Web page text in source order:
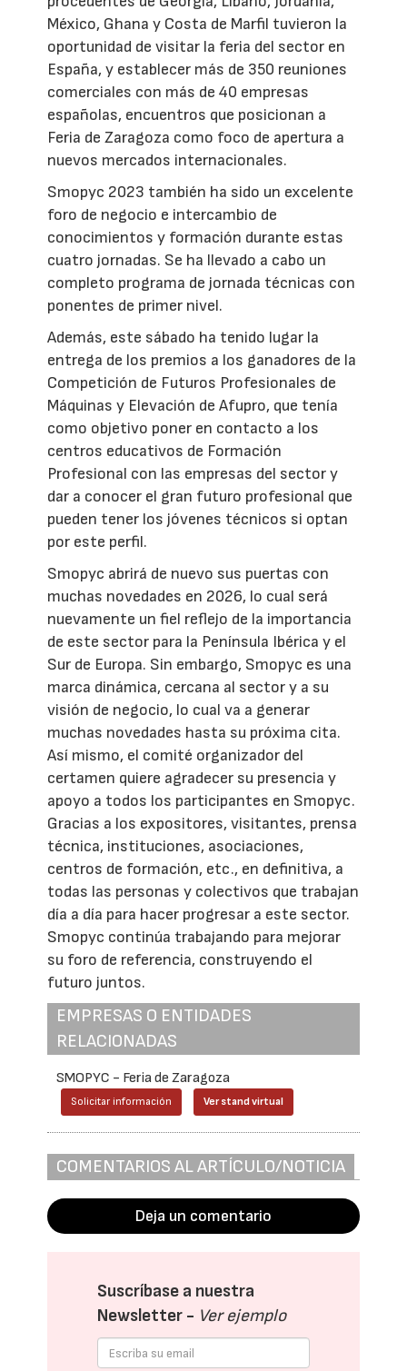
México, Ghana y Costa de Marfil tuvieron la
oportunidad de visitar la feria del sector en
España, y establecer más de 350 reuniones
comerciales con más de 40 empresas
españolas, encuentros que posicionan a
Feria de Zaragoza como foco de apertura a
nuevos mercados internacionales.
Smopyc 2023 también ha sido un excelente
foro de negocio e intercambio de
conocimientos y formación durante estas
cuatro jornadas. Se ha llevado a cabo un
completo programa de jornada técnicas con
ponentes de primer nivel.
Además, este sábado ha tenido lugar la
entrega de los premios a los ganadores de la
Competición de Futuros Profesionales de
Máquinas y Elevación de Afupro, que tenía
como objetivo poner en contacto a los
centros educativos de Formación
Profesional con las empresas del sector y
dar a conocer el gran futuro profesional que
pueden tener los jóvenes técnicos si optan
por este perfil.
Smopyc abrirá de nuevo sus puertas con
muchas novedades en 2026, lo cual será
nuevamente un fiel reflejo de la importancia
de este sector para la Península Ibérica y el
Sur de Europa. Sin embargo, Smopyc es una
marca dinámica, cercana al sector y a su
visión de negocio, lo cual va a generar
muchas novedades hasta su próxima cita.
Así mismo, el comité organizador del
certamen quiere agradecer su presencia y
apoyo a todos los participantes en Smopyc.
Gracias a los expositores, visitantes, prensa
técnica, instituciones, asociaciones,
centros de formación, etc., en definitiva, a
todas las personas y colectivos que trabajan
día a día para hacer progresar a este sector.
Smopyc continúa trabajando para mejorar
su foro de referencia, construyendo el
futuro juntos.
EMPRESAS O ENTIDADES
RELACIONADAS
SMOPYC - Feria de Zaragoza
Solicitar información Ver stand virtual
COMENTARIOS AL ARTÍCULO/NOTICIA
Deja un comentario
Suscríbase a nuestra
Newsletter - Ver ejemplo